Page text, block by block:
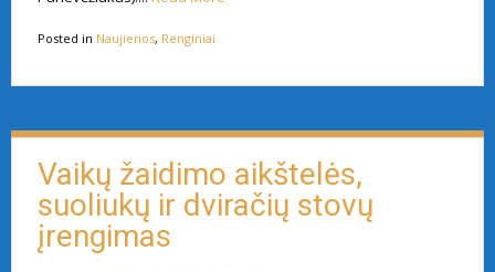
Posted in Naujienos, Renginiai
Vaikų žaidimo aikštelės,
suoliukų ir dviračių stovų
įrengimas